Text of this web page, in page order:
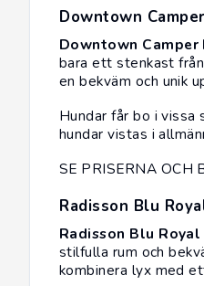
Downtown
Downtown Camper
bara ett stenkast
en bekväm och unik
Hundar får bo i
hundar vistas i
SE PRISERNA OCH
Radisson Blu
Radisson Blu
stilfulla rum och
kombinera lyx med